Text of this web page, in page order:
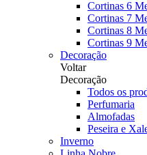
Cortinas 6
Cortinas 7
Cortinas 8
Cortinas 9
Decoração
Voltar
Decoração
Todos os
Perfumaria
Almofadas
Peseira e
Inverno